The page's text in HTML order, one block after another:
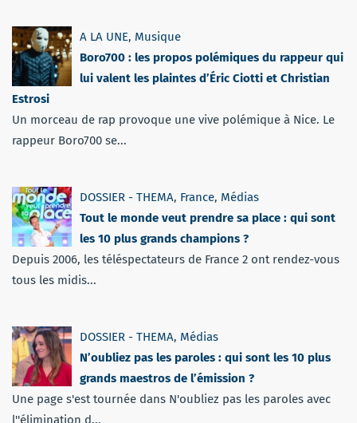
A LA UNE, Musique
Boro700 : les propos polémiques du rappeur qui
lui valent les plaintes d’Éric Ciotti et Christian
Estrosi
Un morceau de rap provoque une vive polémique à Nice. Le
rappeur Boro700 se...
DOSSIER - THEMA, France, Médias
Tout le monde veut prendre sa place : qui sont
les 10 plus grands champions ?
Depuis 2006, les téléspectateurs de France 2 ont rendez-vous
tous les midis...
DOSSIER - THEMA, Médias
N’oubliez pas les paroles : qui sont les 10 plus
grands maestros de l’émission ?
Une page s'est tournée dans N'oubliez pas les paroles avec
l''élimination d...